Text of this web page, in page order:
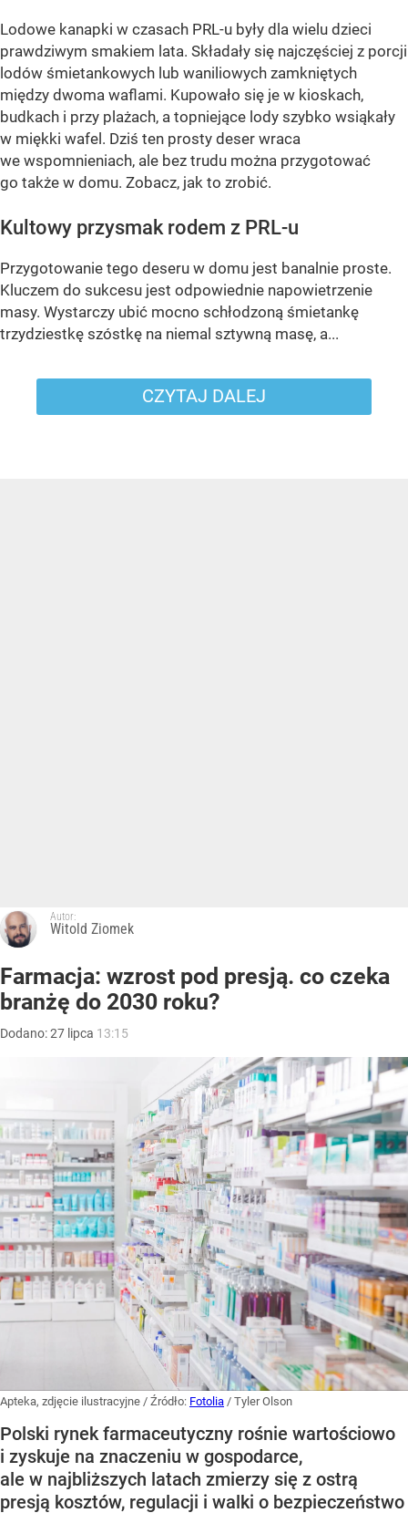
Lodowe kanapki w czasach PRL-u były dla wielu dzieci
prawdziwym smakiem lata. Składały się najczęściej z porcji
lodów śmietankowych lub waniliowych zamkniętych
między dwoma waflami. Kupowało się je w kioskach,
budkach i przy plażach, a topniejące lody szybko wsiąkały
w miękki wafel. Dziś ten prosty deser wraca
we wspomnieniach, ale bez trudu można przygotować
go także w domu. Zobacz, jak to zrobić.
Kultowy przysmak rodem z PRL-u
Przygotowanie tego deseru w domu jest banalnie proste.
Kluczem do sukcesu jest odpowiednie napowietrzenie
masy. Wystarczy ubić mocno schłodzoną śmietankę
trzydziestkę szóstkę na niemal sztywną masę, a...
CZYTAJ DALEJ
Autor:
Witold Ziomek
Farmacja: wzrost pod presją. co czeka
branżę do 2030 roku?
Dodano:27 lipca 13:15
Apteka, zdjęcie ilustracyjne / Źródło: Fotolia / Tyler Olson
Polski rynek farmaceutyczny rośnie wartościowo
i zyskuje na znaczeniu w gospodarce,
ale w najbliższych latach zmierzy się z ostrą
presją kosztów, regulacji i walki o bezpieczeństwo